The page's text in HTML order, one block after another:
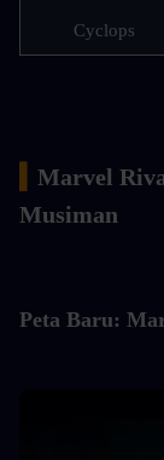
Cyclops
Marvel
Musiman
Peta Baru: